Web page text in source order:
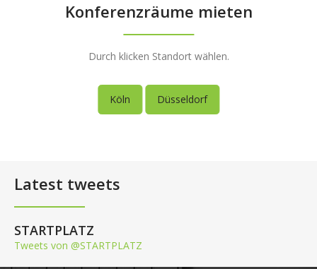
Konferenzräume mieten
Durch klicken Standort wählen.
Köln Düsseldorf
Latest tweets
STARTPLATZ
Tweets von @STARTPLATZ